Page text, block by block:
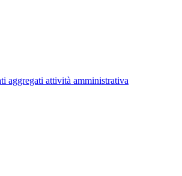
aggregati attività amministrativa